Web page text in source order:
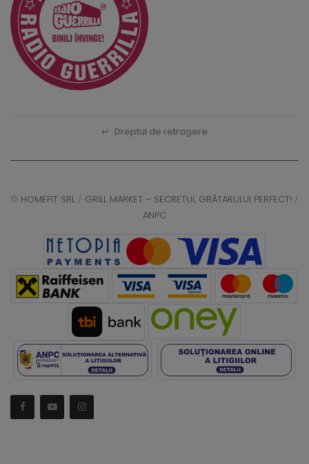
↩ Dreptul de retragere
© HOMEFIT SRL / GRILL MARKET – SECRETUL GRĂTARULUI PERFECT! /
ANPC